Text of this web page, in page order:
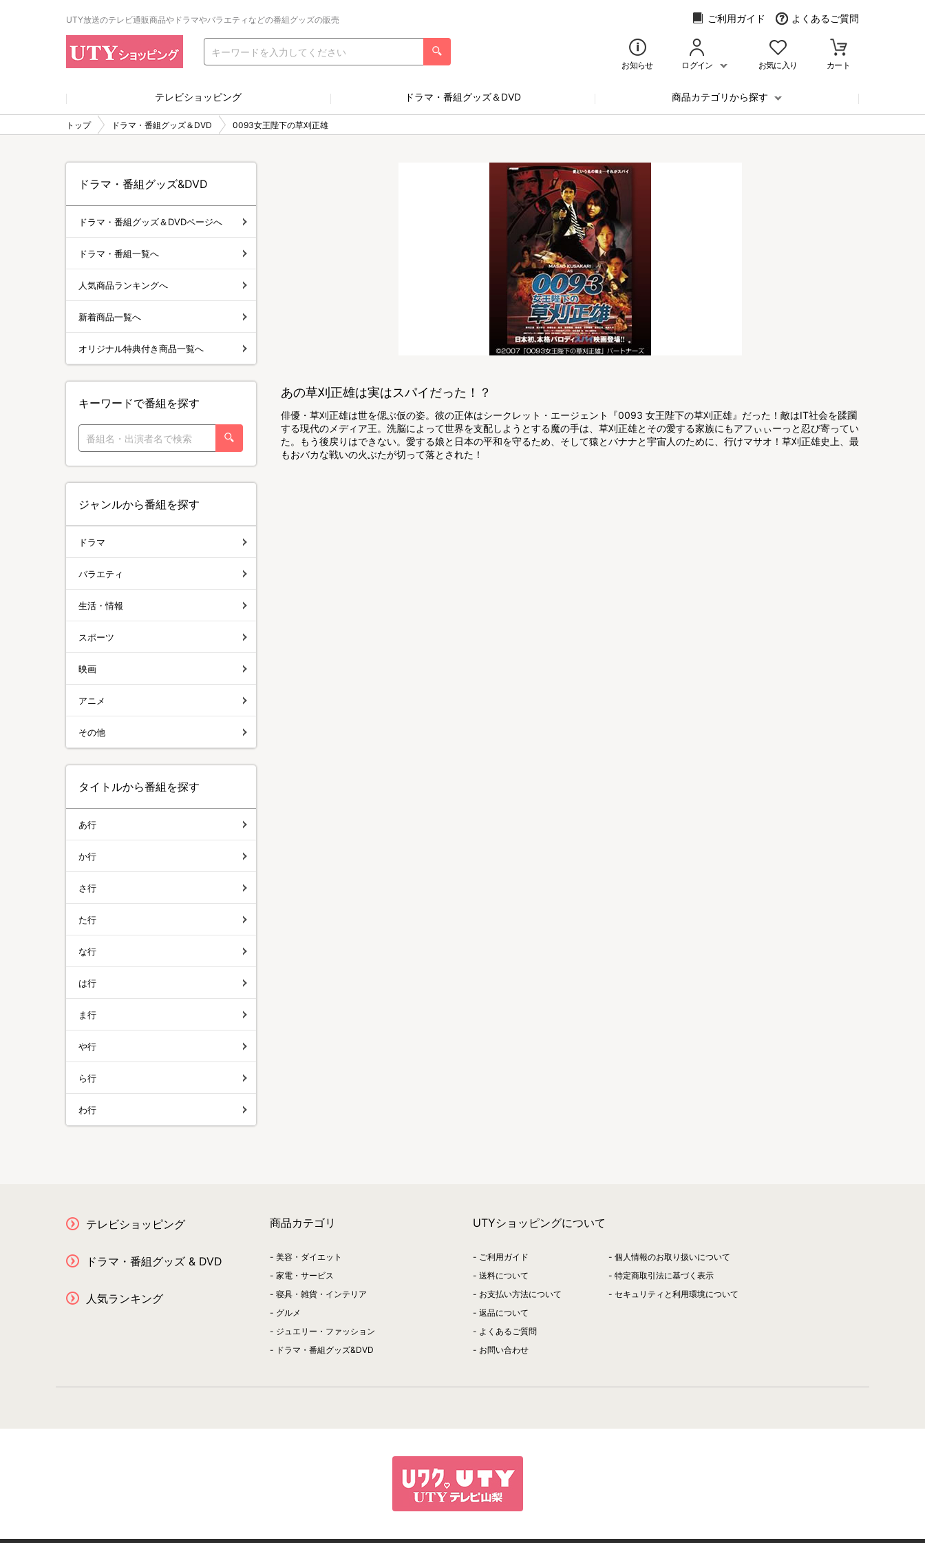
UTY放送のテレビ通販商品やドラマやバラエティなどの番組グッズの販売 ご利用ガイド よくあるご質問
お知らせ ログイン お気に入り カート
テレビショッピング ドラマ・番組グッズ＆DVD 商品カテゴリから探す
トップ ドラマ・番組グッズ＆DVD 0093女王陛下の草刈正雄
あの草刈正雄は実はスパイだった！？
俳優・草刈正雄は世を偲ぶ仮の姿。彼の正体はシークレット・エージェント『0093 女王陛下の草刈正雄』だった！敵はIT社会を蹂躙
する現代のメディア王。洗脳によって世界を支配しようとする魔の手は、草刈正雄とその愛する家族にもアフぃぃーっと忍び寄ってい
た。もう後戻りはできない。愛する娘と日本の平和を守るため、そして猿とバナナと宇宙人のために、行けマサオ！草刈正雄史上、最
もおバカな戦いの火ぶたが切って落とされた！
ドラマ・番組グッズ&DVD
ドラマ・番組グッズ＆DVDページへ
ドラマ・番組一覧へ
人気商品ランキングへ
新着商品一覧へ
オリジナル特典付き商品一覧へ
キーワードで番組を探す
ジャンルから番組を探す
ドラマ
バラエティ
生活・情報
スポーツ
映画
アニメ
その他
タイトルから番組を探す
あ行
か行
さ行
た行
な行
は行
ま行
や行
ら行
わ行
テレビショッピング
ドラマ・番組グッズ & DVD
人気ランキング
商品カテゴリ
美容・ダイエット
家電・サービス
寝具・雑貨・インテリア
グルメ
ジュエリー・ファッション
ドラマ・番組グッズ&DVD
UTYショッピングについて
ご利用ガイド
送料について
お支払い方法について
返品について
よくあるご質問
お問い合わせ
個人情報のお取り扱いについて
特定商取引法に基づく表示
セキュリティと利用環境について